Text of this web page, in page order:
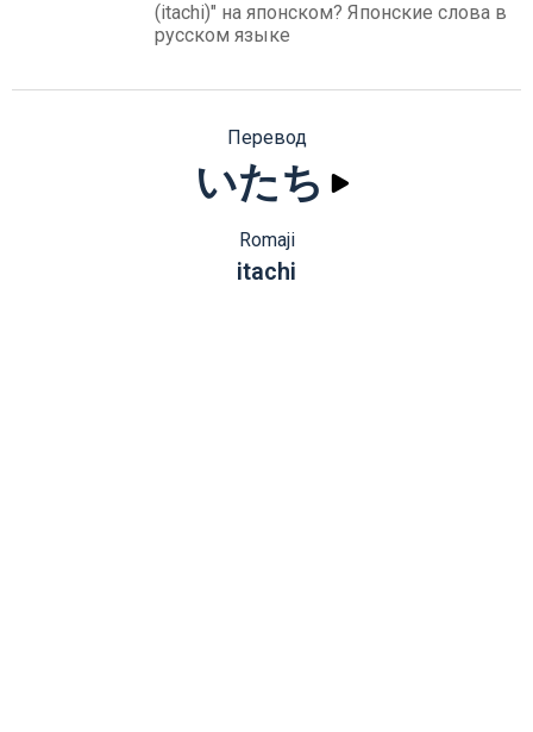
(itachi)" на японском? Японские слова в
русском языке
Перевод
いたち
Romaji
itachi